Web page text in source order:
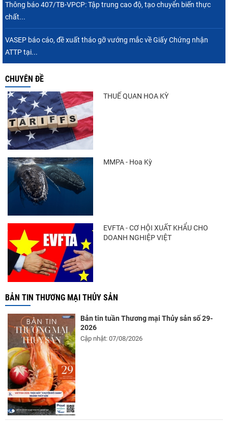
Thông báo 407/TB-VPCP: Tập trung cao độ,
Xuất khẩu cá ngừ Việt Nam sang Canada
Thông báo 407/TB-VPCP: Tập trung cao độ, tạo chuyển biến thực
chất...
VASEP báo cáo, đề xuất tháo gỡ vướng mắc về Giấy Chứng nhận
ATTP tại...
CHUYÊN ĐỀ
THUẾ QUAN HOA KỲ
MMPA - Hoa Kỳ
EVFTA - CƠ HỘI XUẤT KHẨU CHO
DOANH NGHIỆP VIỆT
BẢN TIN THƯƠNG MẠI THỦY SẢN
Bản tin tuần Thương mại Thủy sản số 29-
2026
Cập nhật: 07/08/2026